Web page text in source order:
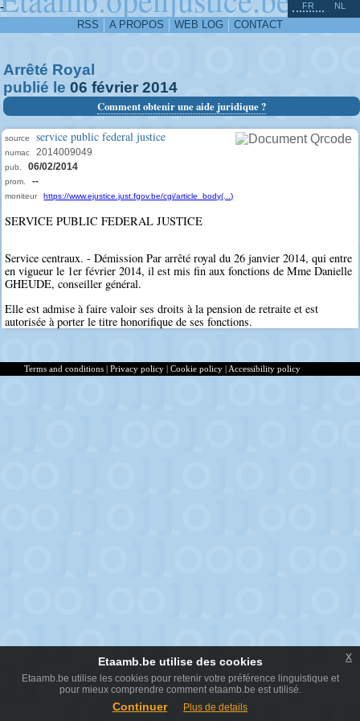
-
RSS A PROPOS WEB LOG CONTACT
FR NL
Arrêté Royal
publié le 06 février 2014
Comment obtenir une aide juridique ?
source service public federal justice
numac 2014009049
pub. 06/02/2014
prom. --
moniteur https://www.ejustice.just.fgov.be/cgi/article_body(...)
SERVICE PUBLIC FEDERAL JUSTICE
Service centraux. - Démission Par arrêté royal du 26 janvier 2014, qui entre
en vigueur le 1er février 2014, il est mis fin aux fonctions de Mme Danielle
GHEUDE, conseiller général.
Elle est admise à faire valoir ses droits à la pension de retraite et est
autorisée à porter le titre honorifique de ses fonctions.
^
Terms and conditions | Privacy policy | Cookie policy | Accessibility policy
Etaamb.be utilise des cookies
Etaamb.be utilise les cookies pour retenir votre préférence linguistique et
pour mieux comprendre comment etaamb.be est utilisé.
Continuer Plus de details
x